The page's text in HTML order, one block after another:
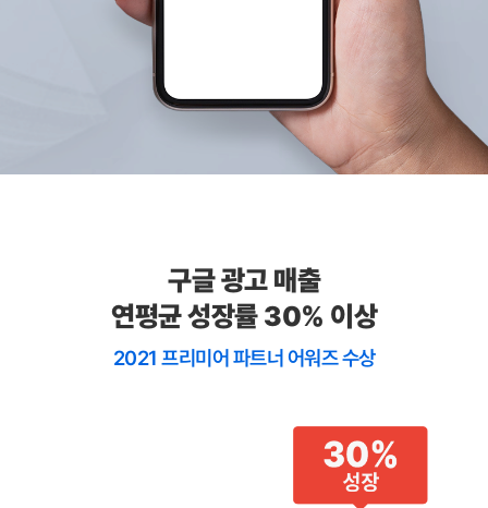
구글 광고 매출
연평균 성장률 30% 이상
2021 프리미어 파트너 어워즈 수상